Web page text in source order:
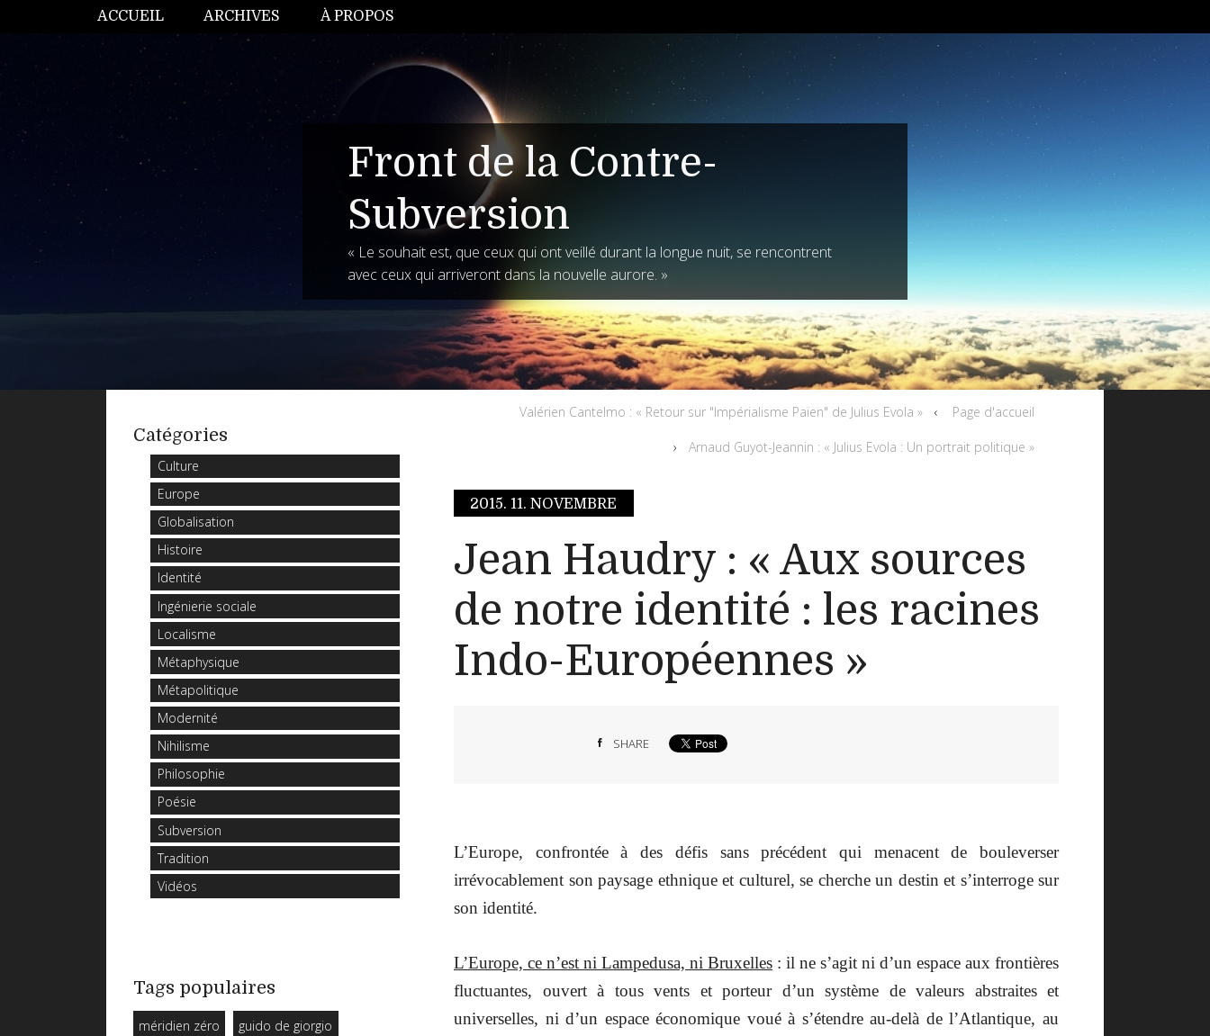
ACCUEIL ARCHIVES À PROPOS
Front de la Contre-
Subversion
« Le souhait est, que ceux qui ont veillé durant la longue nuit, se rencontrent
avec ceux qui arriveront dans la nouvelle aurore. »
Catégories
Culture
Europe
Globalisation
Histoire
Identité
Ingénierie sociale
Localisme
Métaphysique
Métapolitique
Modernité
Nihilisme
Philosophie
Poésie
Subversion
Tradition
Vidéos
Tags populaires
méridien zéro guido de giorgio
Valérien Cantelmo : « Retour sur "Impérialisme Païen" de Julius Evola » Page d'accueil
Arnaud Guyot-Jeannin : « Julius Evola : Un portrait politique »
2015. 11. NOVEMBRE
Jean Haudry : « Aux sources
de notre identité : les racines
Indo-Européennes »
SHARE
L’Europe, confrontée à des défis sans précédent qui menacent de bouleverser
irrévocablement son paysage ethnique et culturel, se cherche un destin et s’interroge sur
son identité.
L’Europe, ce n’est ni Lampedusa, ni Bruxelles : il ne s’agit ni d’un espace aux frontières
fluctuantes, ouvert à tous vents et porteur d’un système de valeurs abstraites et
universelles, ni d’un espace économique voué à s’étendre au-delà de l’Atlantique, au